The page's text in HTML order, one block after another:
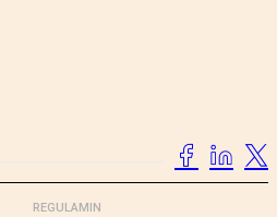
REGULAMIN